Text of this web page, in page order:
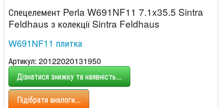
Спецелемент Perla W691NF11 7.1x35.5 Sintra
Feldhaus з колекції Sintra Feldhaus
W691NF11 плитка
Артикул: 20122020131950
Дізнатися знижку та наявність...
Підібрати аналоги...